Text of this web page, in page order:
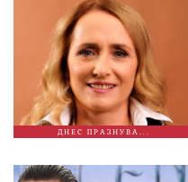
ДНЕС ПРАЗНУВА...